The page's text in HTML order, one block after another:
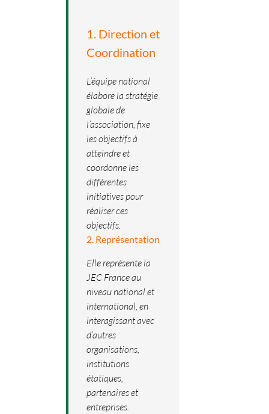
1. Direction et
Coordination
L’équipe national
élabore la stratégie
globale de
l’association, fixe
les objectifs à
atteindre et
coordonne les
différentes
initiatives pour
réaliser ces
objectifs.
2. Représentation
Elle représente la
JEC France au
niveau national et
international, en
interagissant avec
d’autres
organisations,
institutions
étatiques,
partenaires et
entreprises.